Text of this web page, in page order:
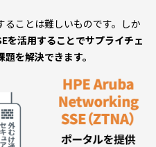
ることは難しいものです。しか
活用することでサプライチェ
を解決できます。